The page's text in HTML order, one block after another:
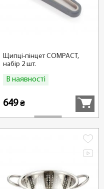
Щипці-пінцет COMPACT,
набір 2 шт.
В наявності
649₴